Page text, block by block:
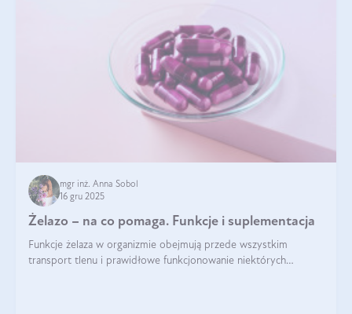
mgr inż. Anna Sobol
16 gru 2025
Żelazo – na co pomaga. Funkcje i suplementacja
Funkcje żelaza w organizmie obejmują przede wszystkim
transport tlenu i prawidłowe funkcjonowanie niektórych